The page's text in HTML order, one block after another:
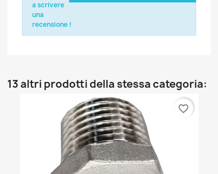
a scrivere
una
recensione !
13 altri prodotti della stessa categoria:
favorite_border